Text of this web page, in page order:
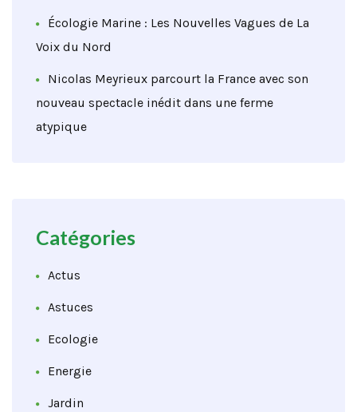
Écologie Marine : Les Nouvelles Vagues de La
Voix du Nord
Nicolas Meyrieux parcourt la France avec son
nouveau spectacle inédit dans une ferme
atypique
Catégories
Actus
Astuces
Ecologie
Energie
Jardin